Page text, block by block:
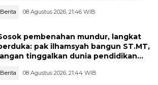
Berita 08 Agustus 2026, 21:46 WIB
pembenahan mundur, langkat
pak ilhamsyah bangun ST.MT,
tinggalkan dunia pendidikan
Berita 08 Agustus 2026, 21:44 WIB